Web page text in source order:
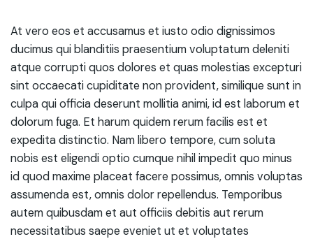
At vero eos et accusamus et iusto odio dignissimos
ducimus qui blanditiis praesentium voluptatum deleniti
atque corrupti quos dolores et quas molestias excepturi
sint occaecati cupiditate non provident, similique sunt in
culpa qui officia deserunt mollitia animi, id est laborum et
dolorum fuga. Et harum quidem rerum facilis est et
expedita distinctio. Nam libero tempore, cum soluta
nobis est eligendi optio cumque nihil impedit quo minus
id quod maxime placeat facere possimus, omnis voluptas
assumenda est, omnis dolor repellendus. Temporibus
autem quibusdam et aut officiis debitis aut rerum
necessitatibus saepe eveniet ut et voluptates